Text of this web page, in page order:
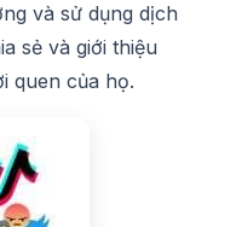
và sử dụng dịch
sẻ và giới thiệu
quen của họ.